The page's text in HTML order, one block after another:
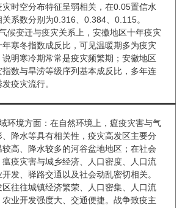
灾时空分布特征呈弱相关，在0.05置信水
系数分别为0.316、0.384、0.115。
气候变迁与疫灾关系上，安徽地区十年疫灾
年寒冬指数成反比，可见温暖期多为疫灾
说明寒冷期常常是疫灾频繁期；安徽地区
指数与旱涝等级序列基本成反比，多年连
疫灾流行。
域环境方面：在自然环境上，瘟疫灾害与气
、降水等具有相关性，疫灾高发区主要分
较高、降水较多的河谷盆地地区；在社会
瘟疫灾害与城乡经济、人口密度、人口流
发、驿路交通以及社会动乱密切相关。
区往往城镇经济繁荣、人口密集、人口流
农业开发强度大、交通便捷。战争致疫主